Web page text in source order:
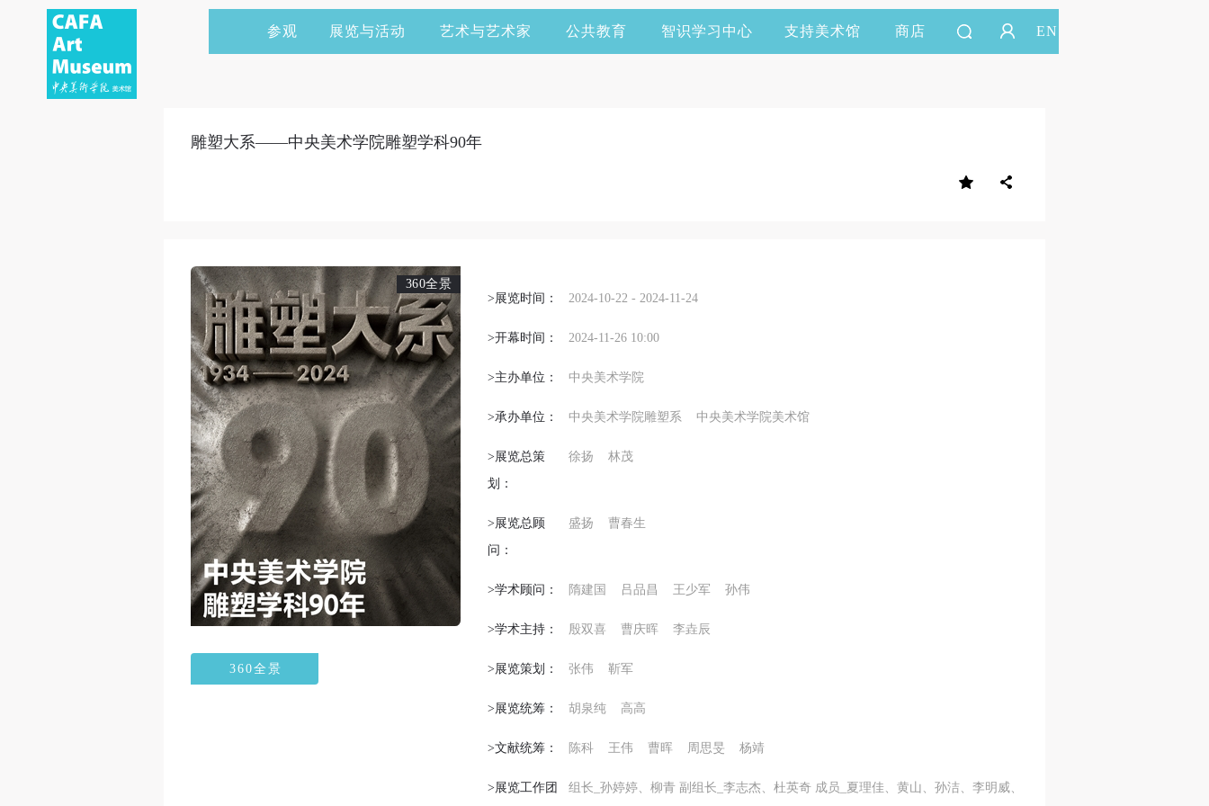
参观 展览与活动 艺术与艺术家 公共教育 智识学习中心 支持美术馆 商店 EN
举办活动
雕塑大系——中央美术学院雕塑学科90年
360全景
360全景
>展览时间： 2024-10-22 - 2024-11-24
>开幕时间： 2024-11-26 10:00
>主办单位： 中央美术学院
>承办单位： 中央美术学院雕塑系 中央美术学院美术馆
>展览总策
划：
徐扬 林茂
>展览总顾
问：
盛扬 曹春生
>学术顾问： 隋建国 吕品昌 王少军 孙伟
>学术主持： 殷双喜 曹庆晖 李垚辰
>展览策划： 张伟 靳军
>展览统筹： 胡泉纯 高高
>文献统筹： 陈科 王伟 曹晖 周思旻 杨靖
>展览工作团 组长_孙婷婷、柳青 副组长_李志杰、杜英奇 成员_夏理佳、黄山、孙洁、李明威、吴海琪、马涵